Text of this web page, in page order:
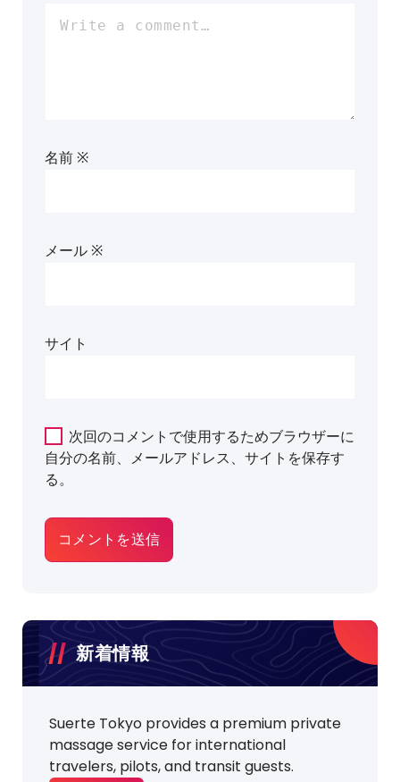
名前 ※
メール ※
サイト
次回のコメントで使用するためブラウザーに
自分の名前、メールアドレス、サイトを保存す
る。
新着情報
Suerte Tokyo provides a premium private
massage service for international
travelers, pilots, and transit guests.